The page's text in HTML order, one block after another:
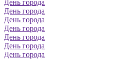
День города
День города
День города
День города
День города
День города
День города